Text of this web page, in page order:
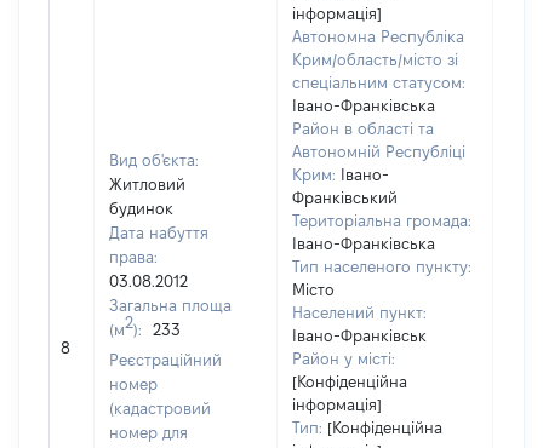
8
Вид об'єкта:
Житловий
будинок
Дата набуття
права:
03.08.2012
Загальна площа
(м2):
233
Реєстраційний
номер
(кадастровий
номер для
інформація]
Автономна Республіка
Крим/область/місто зі
спеціальним статусом:
Івано-Франківська
Район в області та
Автономній Республіці
Крим:
Івано-
Франківський
Територіальна громада:
Івано-Франківська
Тип населеного пункту:
Місто
Населений пункт:
Івано-Франківськ
Район у місті:
[Конфіденційна
інформація]
Тип: [Конфіденційна